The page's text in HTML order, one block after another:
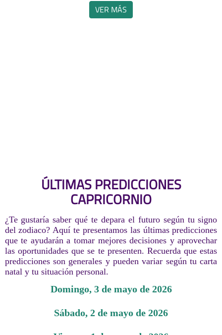
VER MÁS
ÚLTIMAS PREDICCIONES
CAPRICORNIO
¿Te gustaría saber qué te depara el futuro según tu signo
del zodiaco? Aquí te presentamos las últimas predicciones
que te ayudarán a tomar mejores decisiones y aprovechar
las oportunidades que se te presenten. Recuerda que estas
predicciones son generales y pueden variar según tu carta
natal y tu situación personal.
domingo, 3 de mayo de 2026
sábado, 2 de mayo de 2026